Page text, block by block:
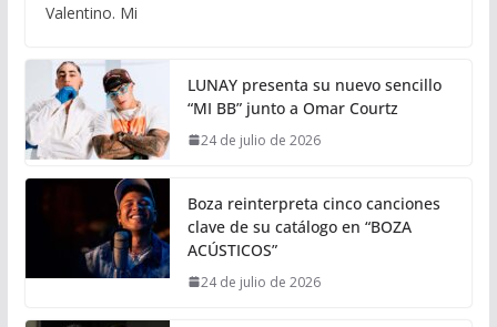
Valentino. Mi
LUNAY presenta su nuevo sencillo
“MI BB” junto a Omar Courtz
24 de julio de 2026
Boza reinterpreta cinco canciones
clave de su catálogo en “BOZA
ACÚSTICOS”
24 de julio de 2026